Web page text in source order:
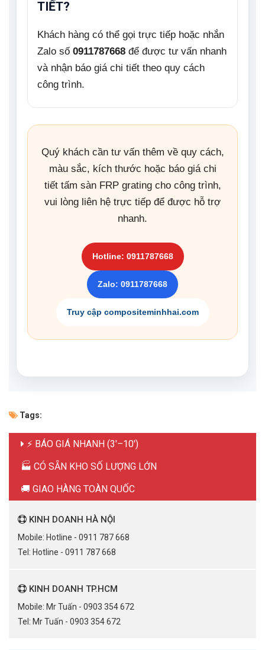
TIẾT?
Khách hàng có thể gọi trực tiếp hoặc nhắn
Zalo số 0911787668 để được tư vấn nhanh
và nhận báo giá chi tiết theo quy cách
công trình.
Quý khách cần tư vấn thêm về quy cách,
màu sắc, kích thước hoặc báo giá chi
tiết tấm sàn FRP grating cho công trình,
vui lòng liên hệ trực tiếp để được hỗ trợ
nhanh.
Hotline: 0911787668
Zalo: 0911787668
Truy cập compositeminhhai.com
Tags:
⚡ BÁO GIÁ NHANH (3'–10')
🏭 CÓ SẴN KHO SỐ LƯỢNG LỚN
🚚 GIAO HÀNG TOÀN QUỐC
KINH DOANH HÀ NỘI
Mobile: Hotline - 0911 787 668
Tel: Hotline - 0911 787 668
KINH DOANH TP.HCM
Mobile: Mr Tuấn - 0903 354 672
Tel: Mr Tuấn - 0903 354 672